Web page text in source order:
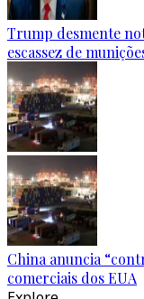
Trump desmente
escassez de
China anuncia
comerciais dos EUA